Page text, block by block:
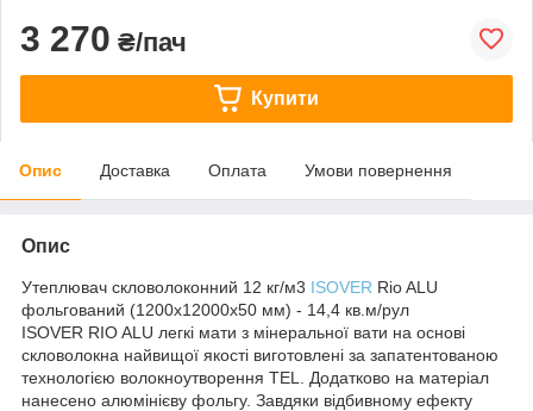
3 270 ₴/пач
Купити
Опис Доставка Оплата Умови повернення
Опис
Утеплювач скловолоконний 12 кг/м3 ISOVER Rio ALU
фольгований (1200x12000x50 мм) - 14,4 кв.м/рул
ISOVER RIO ALU легкі мати з мінеральної вати на основі
скловолокна найвищої якості виготовлені за запатентованою
технологією волокноутворення TEL. Додатково на матеріал
нанесено алюмінієву фольгу. Завдяки відбивному ефекту